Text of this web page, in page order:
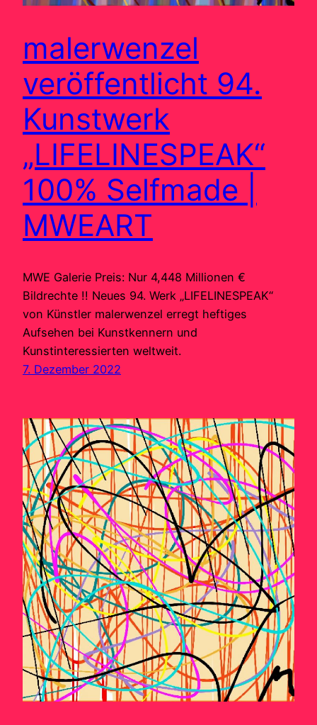
malerwenzel
veröffentlicht 94.
Kunstwerk
„LIFELINESPEAK“
100% Selfmade |
MWEART
MWE Galerie Preis: Nur 4,448 Millionen €
Bildrechte !! Neues 94. Werk „LIFELINESPEAK“
von Künstler malerwenzel erregt heftiges
Aufsehen bei Kunstkennern und
Kunstinteressierten weltweit.
7. Dezember 2022